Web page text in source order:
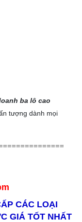
ba lô cao
tượng dành mọi
CÁC LOẠI
GIÁ TỐT NHẤT